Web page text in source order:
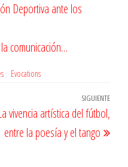
Deportiva ante los
comunicación…
Evocations
SIGUIENTE
vivencia artística del fútbol,
entre la poesía y el tango